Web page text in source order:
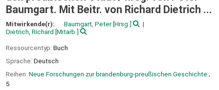
Baumgart. Mit Beitr. von Richard Dietrich ...
Mitwirkende(r): Baumgart, Peter[Hrsg.]
Dietrich, Richard [Mitarb.]
Ressourcentyp: Buch
Sprache: Deutsch
Reihen: Neue Forschungen zur brandenburg-preußischen Geschichte ;
5